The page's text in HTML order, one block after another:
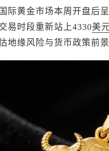
国际黄金市场本周开盘后
易时段重新站上4330美
地缘风险与货币政策前